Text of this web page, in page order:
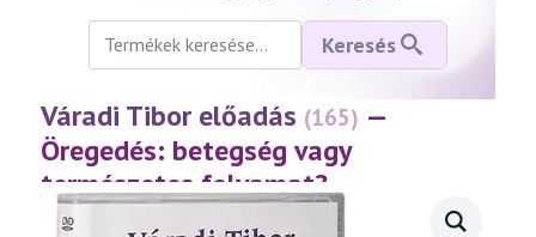
Keresés
következőre:
Keresés
Váradi Tibor előadás (165) —
Öregedés: betegség vagy
természetes folyamat?
(2000.10.15.)